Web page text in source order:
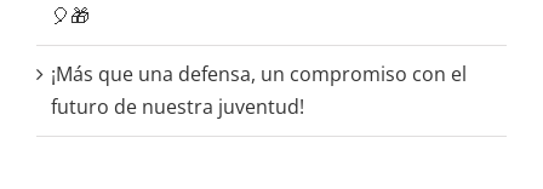
🎈🎁
¡Más que una defensa, un compromiso con el
futuro de nuestra juventud!